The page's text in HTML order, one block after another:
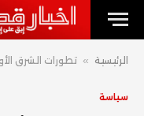
الرئيسية » تطورات الشرق
سياسة